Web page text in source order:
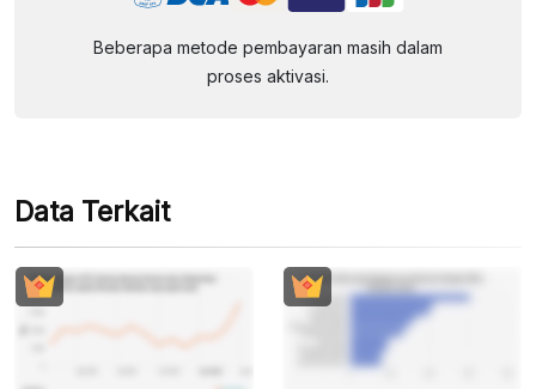
Beberapa metode pembayaran masih dalam
proses aktivasi.
Data Terkait